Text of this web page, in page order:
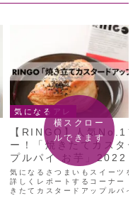
気になるアレ
【RINGO】人気No.1
ー！「焼きたてカスタ
プルパイ お芋」2022
気になるさつまいもスイーツを
詳しくレポートするコーナー！
きたてカスタードアップルパイ
横スクロー
ルできます